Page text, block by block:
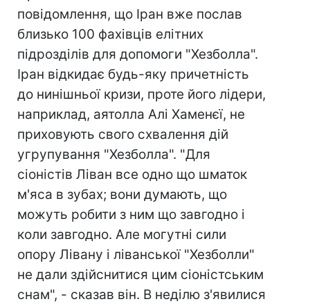
повідомлення, що Іран вже послав
близько 100 фахівців елітних
підрозділів для допомоги "Хезболла".
Іран відкидає будь-яку причетність
до нинішньої кризи, проте його лідери,
наприклад, аятолла Алі Хаменєї, не
приховують свого схвалення дій
угрупування "Хезболла". "Для
сіоністів Ліван все одно що шматок
м'яса в зубах; вони думають, що
можуть робити з ним що завгодно і
коли завгодно. Але могутні сили
опору Лівану і ліванської "Хезболли"
не дали здійснитися цим сіоністським
снам", - сказав він. В неділю з'явилися